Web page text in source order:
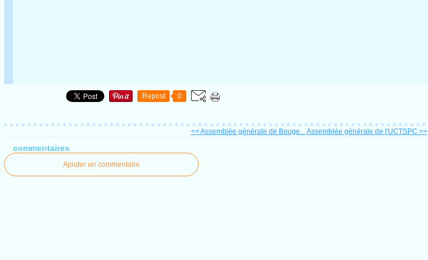
Repost 0
<< Assemblée générale de Bouge... Assemblée générale de l'UCTSPC >>
commentaires
Ajouter un commentaire